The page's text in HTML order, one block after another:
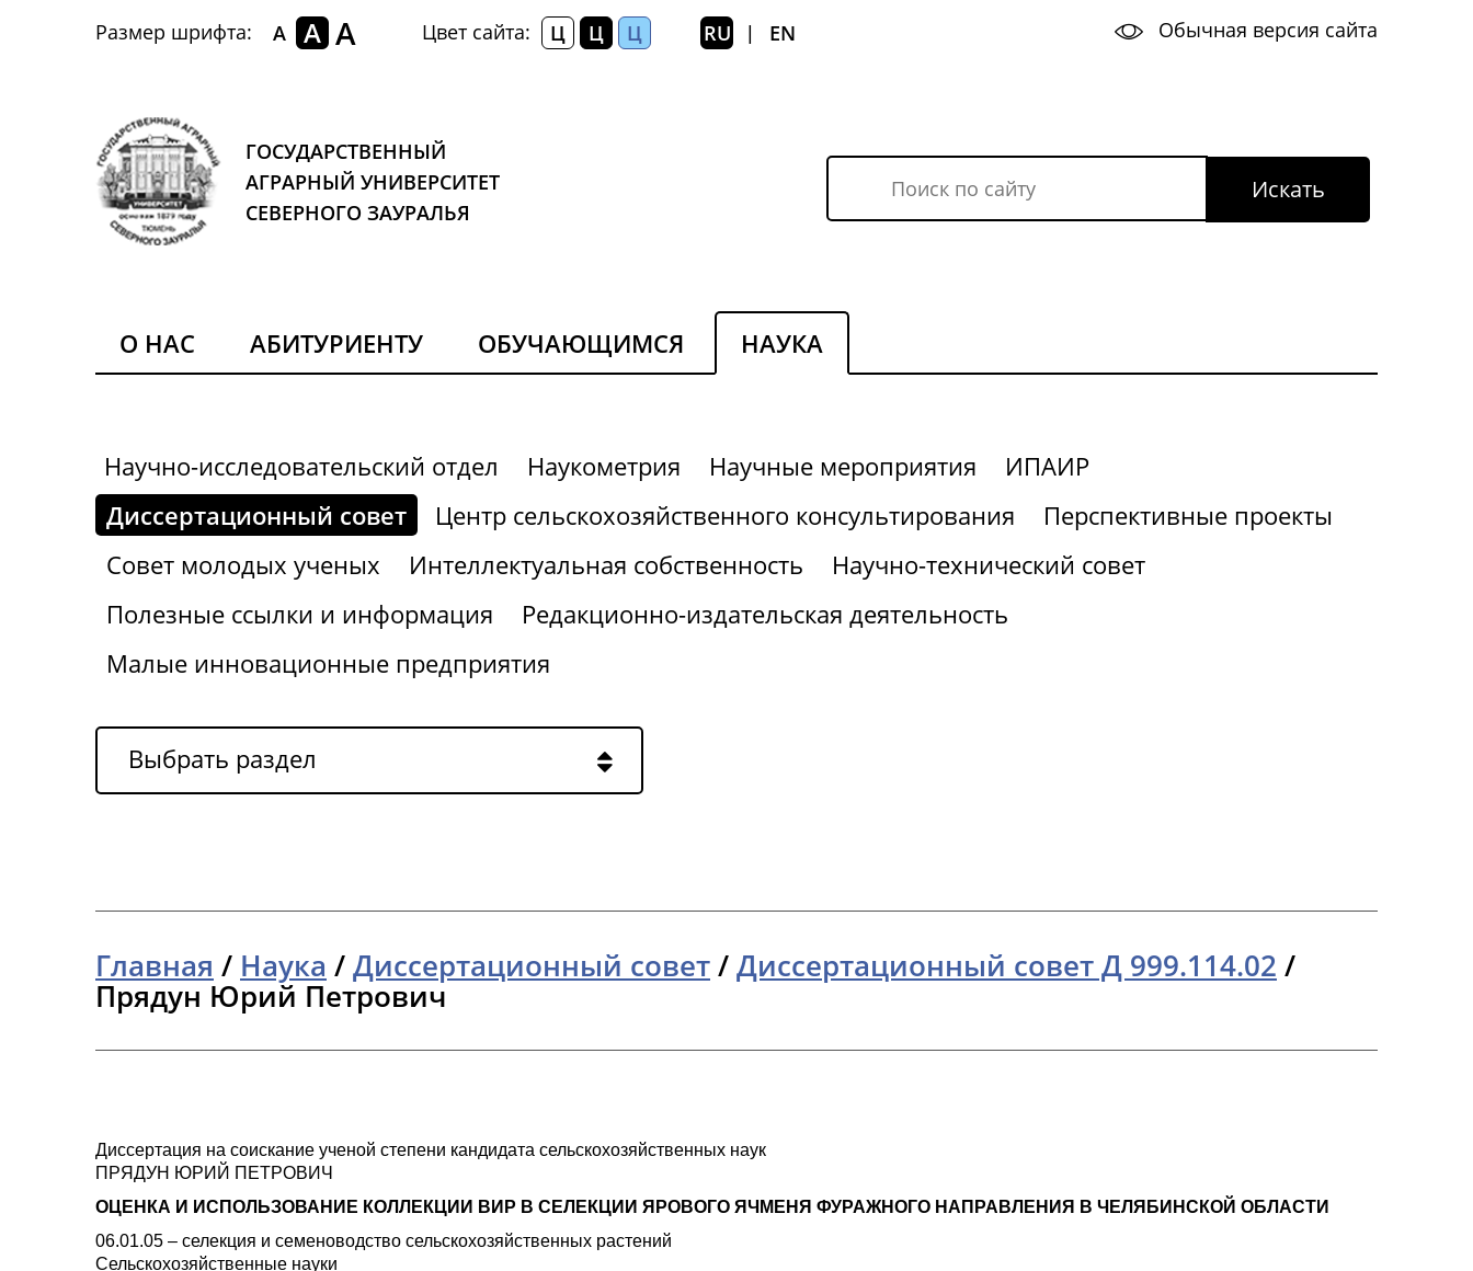
Размер шрифта: A A A Цвет сайта: Ц Ц Ц RU EN Обычная версия сайта
ГОСУДАРСТВЕННЫЙ
АГРАРНЫЙ УНИВЕРСИТЕТ
СЕВЕРНОГО ЗАУРАЛЬЯ
О НАС АБИТУРИЕНТУ ОБУЧАЮЩИМСЯ НАУКА
Научно-исследовательский отдел Наукометрия Научные мероприятия
ИПАИР
Диссертационный совет
Центр сельскохозяйственного консультирования
Перспективные проекты
Совет молодых ученых
Интеллектуальная собственность
Научно-технический совет
Полезные ссылки и информация
Редакционно-издательская деятельность
Малые инновационные предприятия
Выбрать раздел
Главная / Наука /Диссертационный совет/Диссертационный совет Д 999.114.02 /
Прядун Юрий Петрович
Диссертация на соискание ученой степени кандидата сельскохозяйственных наук
ПРЯДУН ЮРИЙ ПЕТРОВИЧ
ОЦЕНКА И ИСПОЛЬЗОВАНИЕ КОЛЛЕКЦИИ ВИР В СЕЛЕКЦИИ ЯРОВОГО ЯЧМЕНЯ ФУРАЖНОГО НАПРАВЛЕНИЯ В ЧЕЛЯБИНСКОЙ ОБЛАСТИ
06.01.05 – селекция и семеноводство сельскохозяйственных растений
Сельскохозяйственные науки